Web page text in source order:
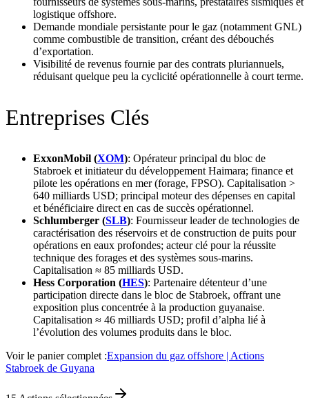
logistique offshore.
Demande mondiale persistante pour le gaz (notamment GNL)
comme combustible de transition, créant des débouchés
d’exportation.
Visibilité de revenus fournie par des contrats pluriannuels,
réduisant quelque peu la cyclicité opérationnelle à court terme.
Entreprises Clés
ExxonMobil (XOM): Opérateur principal du bloc de
Stabroek et initiateur du développement Haimara; finance et
pilote les opérations en mer (forage, FPSO). Capitalisation >
640 milliards USD; principal moteur des dépenses en capital
et bénéficiaire direct en cas de succès opérationnel.
Schlumberger (SLB): Fournisseur leader de technologies de
caractérisation des réservoirs et de construction de puits pour
opérations en eaux profondes; acteur clé pour la réussite
technique des forages et des systèmes sous‑marins.
Capitalisation ≈ 85 milliards USD.
Hess Corporation (HES): Partenaire détenteur d’une
participation directe dans le bloc de Stabroek, offrant une
exposition plus concentrée à la production guyanaise.
Capitalisation ≈ 46 milliards USD; profil d’alpha lié à
l’évolution des volumes produits dans le bloc.
Voir le panier complet :Expansion du gaz offshore | Actions
Stabroek de Guyana